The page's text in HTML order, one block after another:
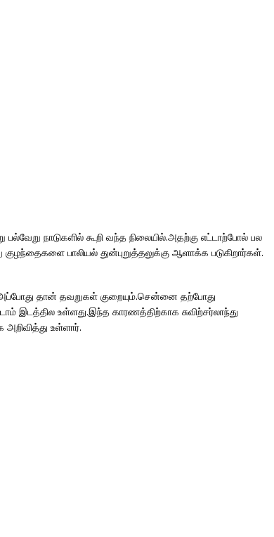
நாடுகளில் கூறி வந்த நிலையில்.அதற்கு எட்டாற்போல் பல
பாலியல் துன்புறுத்தலுக்கு ஆளாக்க படுகிறார்கள்.
தான் தவறுகள் குறையும்.சென்னை தற்போது
இடத்தில உள்ளது.இந்த காரணத்திற்காக சுவிற்சர்லாந்து
உள்ளார்.